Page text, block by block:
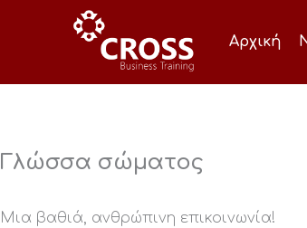
Μετάβαση
Αρχική
Γλώσσα σώματος
Μια βαθιά, ανθρώπινη επικοινωνία!